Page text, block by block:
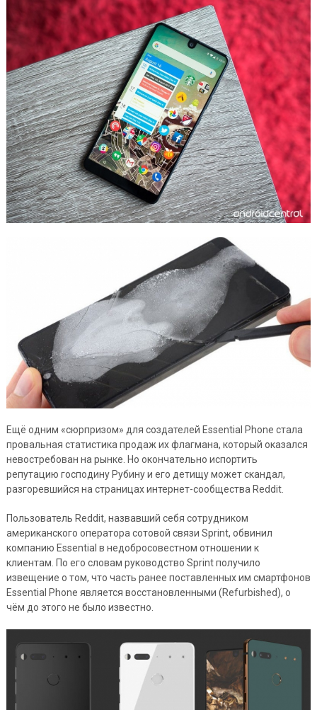
Ещё одним «сюрпризом» для создателей Essential Phone стала
провальная статистика продаж их флагмана, который оказался
невостребован на рынке. Но окончательно испортить
репутацию господину Рубину и его детищу может скандал,
разгоревшийся на страницах интернет-сообщества Reddit.
Пользователь Reddit, назвавший себя сотрудником
американского оператора сотовой связи Sprint, обвинил
компанию Essential в недобросовестном отношении к
клиентам. По его словам руководство Sprint получило
извещение о том, что часть ранее поставленных им смартфонов
Essential Phone является восстановленными (Refurbished), о
чём до этого не было известно.